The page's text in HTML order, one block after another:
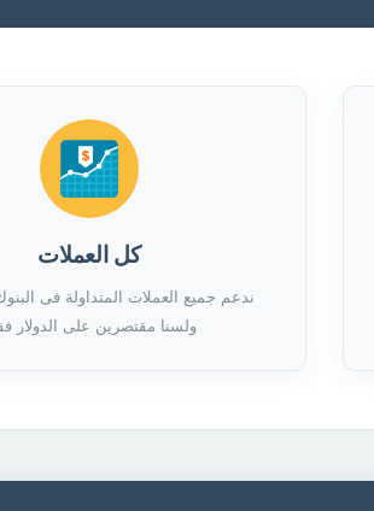
كل العملات
ندعم جميع العملات المتداولة فى
ولسنا مقتصرين على الدولار